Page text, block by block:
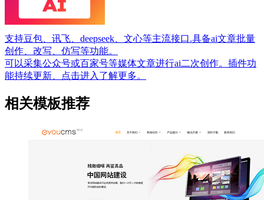
支持豆包、讯飞、deepseek、文心等主流接口.具备ai文章批量
创作、改写、仿写等功能。
可以采集公众号或百家号等媒体文章进行ai二次创作。插件功
能持续更新、点击进入了解更多。
相关模板推荐